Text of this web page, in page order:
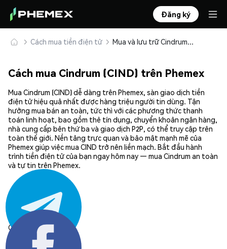
Đăng ký
Cách mua tiền điện tử Mua và lưu trữ Cindrum (CIND) an toàn
Cách mua Cindrum (CIND) trên Phemex
Mua Cindrum (CIND) dễ dàng trên Phemex, sàn giao dịch tiền
điện tử hiệu quả nhất được hàng triệu người tin dùng. Tận
hưởng mua bán an toàn, tức thì với các phương thức thanh
toán linh hoạt, bao gồm thẻ tín dụng, chuyển khoản ngân hàng,
nhà cung cấp bên thứ ba và giao dịch P2P, có thể truy cập trên
toàn thế giới. Nền tảng trực quan và bảo mật mạnh mẽ của
Phemex giúp việc mua CIND trở nên liền mạch. Bắt đầu hành
trình tiền điện tử của bạn ngay hôm nay — mua Cindrum an toàn
và tự tin trên Phemex.
Chia sẻ: